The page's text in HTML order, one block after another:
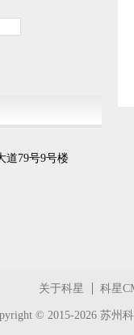
道79号9号楼
关于科星 科星
© 2015-2026 苏州